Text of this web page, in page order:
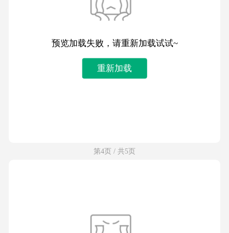
预览加载失败，请重新加载试试~
重新加载
第4页 / 共5页